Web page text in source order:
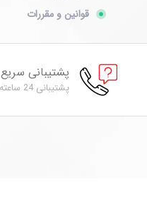
قوانین و مقررات
پشتیبانی سریع
پشتیبانی 24 ساعته